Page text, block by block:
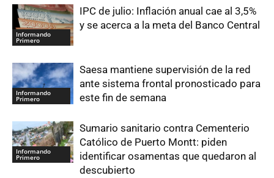
Informando
Primero
IPC de julio: Inflación anual cae al 3,5%
y se acerca a la meta del Banco Central
Informando
Primero
Saesa mantiene supervisión de la red
ante sistema frontal pronosticado para
este fin de semana
Informando
Primero
Sumario sanitario contra Cementerio
Católico de Puerto Montt: piden
identificar osamentas que quedaron al
descubierto